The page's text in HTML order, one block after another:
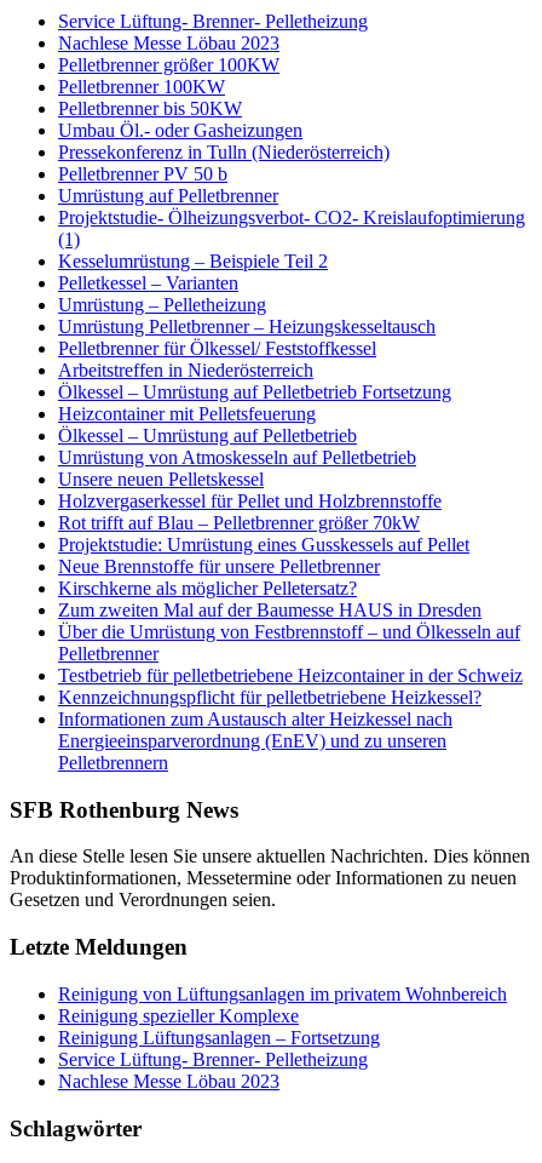
Service Lüftung- Brenner- Pelletheizung
Nachlese Messe Löbau 2023
Pelletbrenner größer 100KW
Pelletbrenner 100KW
Pelletbrenner bis 50KW
Umbau Öl.- oder Gasheizungen
Pressekonferenz in Tulln (Niederösterreich)
Pelletbrenner PV 50 b
Umrüstung auf Pelletbrenner
Projektstudie- Ölheizungsverbot- CO2- Kreislaufoptimierung
(1)
Kesselumrüstung – Beispiele Teil 2
Pelletkessel – Varianten
Umrüstung – Pelletheizung
Umrüstung Pelletbrenner – Heizungskesseltausch
Pelletbrenner für Ölkessel/ Feststoffkessel
Arbeitstreffen in Niederösterreich
Ölkessel – Umrüstung auf Pelletbetrieb Fortsetzung
Heizcontainer mit Pelletsfeuerung
Ölkessel – Umrüstung auf Pelletbetrieb
Umrüstung von Atmoskesseln auf Pelletbetrieb
Unsere neuen Pelletskessel
Holzvergaserkessel für Pellet und Holzbrennstoffe
Rot trifft auf Blau – Pelletbrenner größer 70kW
Projektstudie: Umrüstung eines Gusskessels auf Pellet
Neue Brennstoffe für unsere Pelletbrenner
Kirschkerne als möglicher Pelletersatz?
Zum zweiten Mal auf der Baumesse HAUS in Dresden
Über die Umrüstung von Festbrennstoff – und Ölkesseln auf
Pelletbrenner
Testbetrieb für pelletbetriebene Heizcontainer in der Schweiz
Kennzeichnungspflicht für pelletbetriebene Heizkessel?
Informationen zum Austausch alter Heizkessel nach
Energieeinsparverordnung (EnEV) und zu unseren
Pelletbrennern
SFB Rothenburg News
An diese Stelle lesen Sie unsere aktuellen Nachrichten. Dies können
Produktinformationen, Messetermine oder Informationen zu neuen
Gesetzen und Verordnungen seien.
Letzte Meldungen
Reinigung von Lüftungsanlagen im privatem Wohnbereich
Reinigung spezieller Komplexe
Reinigung Lüftungsanlagen – Fortsetzung
Service Lüftung- Brenner- Pelletheizung
Nachlese Messe Löbau 2023
Schlagwörter